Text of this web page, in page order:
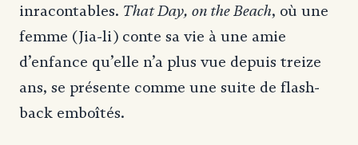
inracontables. That Day, on the Beach, où une
femme (Jia-li) conte sa vie à une amie
d’enfance qu’elle n’a plus vue depuis treize
ans, se présente comme une suite de flash-
back emboîtés.